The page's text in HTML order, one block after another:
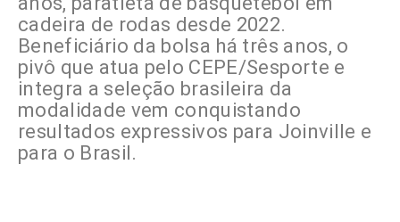
cadeira de rodas desde 2022.
Beneficiário da bolsa há três anos, o
pivô que atua pelo CEPE/Sesporte e
integra a seleção brasileira da
modalidade vem conquistando
resultados expressivos para Joinville e
para o Brasil.